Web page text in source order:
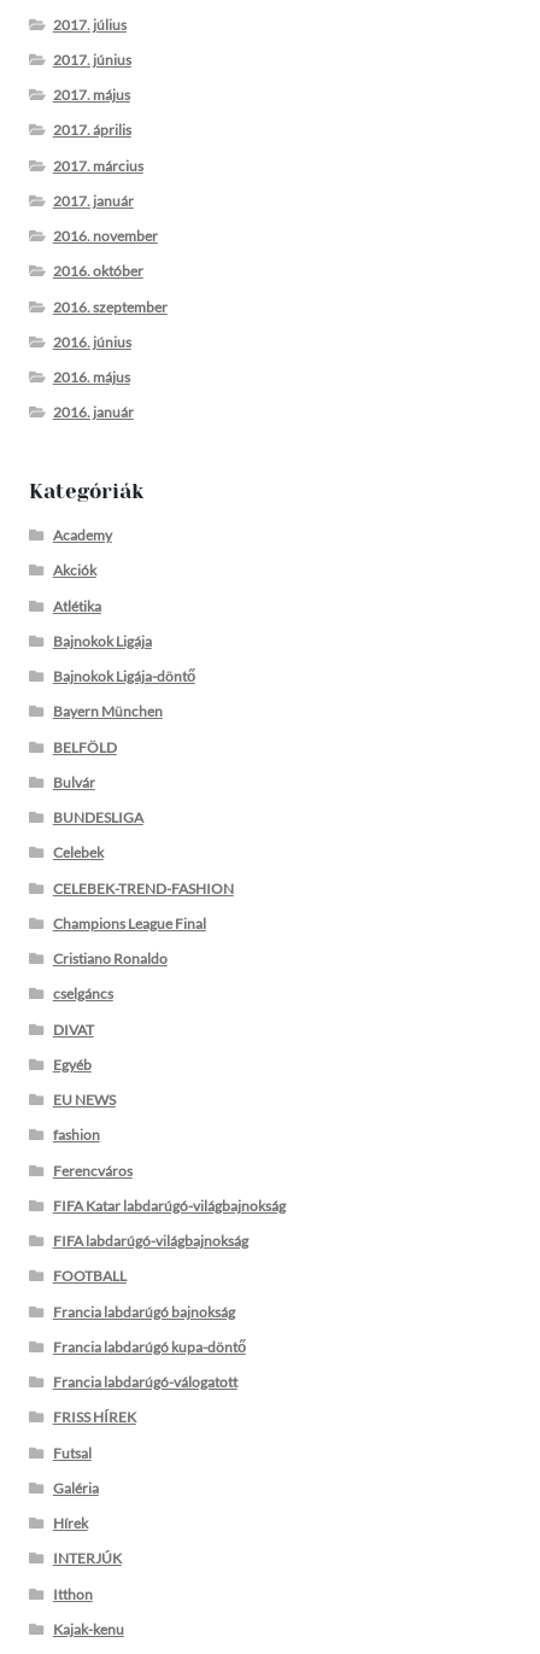
2017. július
2017. június
2017. május
2017. április
2017. március
2017. január
2016. november
2016. október
2016. szeptember
2016. június
2016. május
2016. január
Kategóriák
Academy
Akciók
Atlétika
Bajnokok Ligája
Bajnokok Ligája-döntő
Bayern München
BELFÖLD
Bulvár
BUNDESLIGA
Celebek
CELEBEK-TREND-FASHION
Champions League Final
Cristiano Ronaldo
cselgáncs
DIVAT
Egyéb
EU NEWS
fashion
Ferencváros
FIFA Katar labdarúgó-világbajnokság
FIFA labdarúgó-világbajnokság
FOOTBALL
Francia labdarúgó bajnokság
Francia labdarúgó kupa-döntő
Francia labdarúgó-válogatott
FRISS HÍREK
Futsal
Galéria
Hírek
INTERJÚK
Itthon
Kajak-kenu